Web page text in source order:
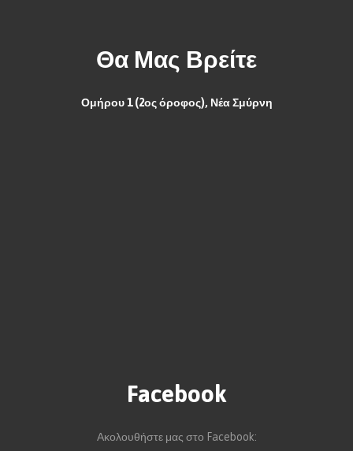
Θα Μας Βρείτε
Ομήρου 1 (2ος όροφος), Νέα Σμύρνη
Facebook
Ακολουθήστε μας στο Facebook: